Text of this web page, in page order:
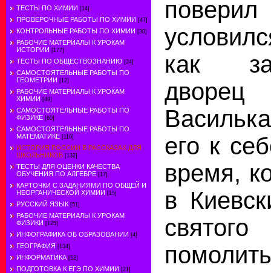
ТЕСТЫ ПО ХИМИИ [14]
ПРОВЕРОЧНЫЕ РАБОТЫ ПО ХИМИИ [47]
КОНТРОЛЬНЫЕ РАБОТЫ ПО ХИМИИ [30]
РАБОЧИЕ МАТЕРИАЛЫ К УРОКАМ
ИСТОРИИ [177]
ТЕСТЫ ПО ОБЩЕСТВОЗНАНИЮ [24]
САМОСТОЯТЕЛЬНЫЕ РАБОТЫ ПО
ГЕОМЕТРИИ [12]
РАБОЧИЕ МАТЕРИАЛЫ К УРОКАМ
ХИМИИ [49]
САМОСТОЯТЕЛЬНЫЕ РАБОТЫ ПО
ФИЗИКЕ [60]
САМОСТОЯТЕЛЬНЫЕ РАБОТЫ ПО
МАТЕМАТИКЕ [110]
ИСТОРИЯ РОССИИ В РАССКАЗАХ ДЛЯ
ШКОЛЬНИКОВ [132]
ТЕСТЫ ДЛЯ ОЦЕНКИ КАЧЕСТВА
ОБУЧЕНИЯ ПО АЛГЕБРЕ [17]
КАРТОЧКИ С ЗАДАНИЯМИ ПО ОБЩЕЙ И
НЕОРГАНИЧЕСКОЙ ХИМИИ [15]
РУССКИЙ ЯЗЫК [51]
РАБОЧИЕ МАТЕРИАЛЫ К УРОКАМ
ФИЗИКИ [125]
ИНФОГРАФИКА ОБ ОБРАЗОВАНИИ [4]
ГЕОГРАФИЯ [134]
ИНФОРМАТИКА [52]
ПОДГОТОВКА К ЕГЭ ПО ХИМИИ [21]
как
его к
время,
в